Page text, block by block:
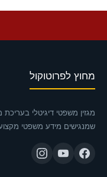
מחוץ לפרוטוקול
מגזין משפטי דיגיטלי
שמנגישים מידע משפטי